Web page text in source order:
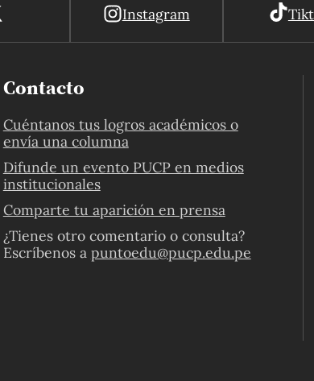
Instagram
Contacto
Cuéntanos tus logros académicos o
envía una columna
Difunde un evento PUCP en medios
institucionales
Comparte tu aparición en prensa
¿Tienes otro comentario o consulta?
Escríbenos a puntoedu@pucp.edu.pe